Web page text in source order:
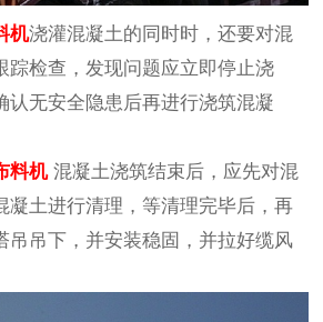
机浇灌混凝土的同时时，还要对混
踪检查，发现问题应立即停止浇
认无安全隐患后再进行浇筑混凝
料机 混凝土浇筑结束后，应先对混
凝土进行清理，等清理完毕后，再
吊吊下，并安装稳固，并拉好缆风